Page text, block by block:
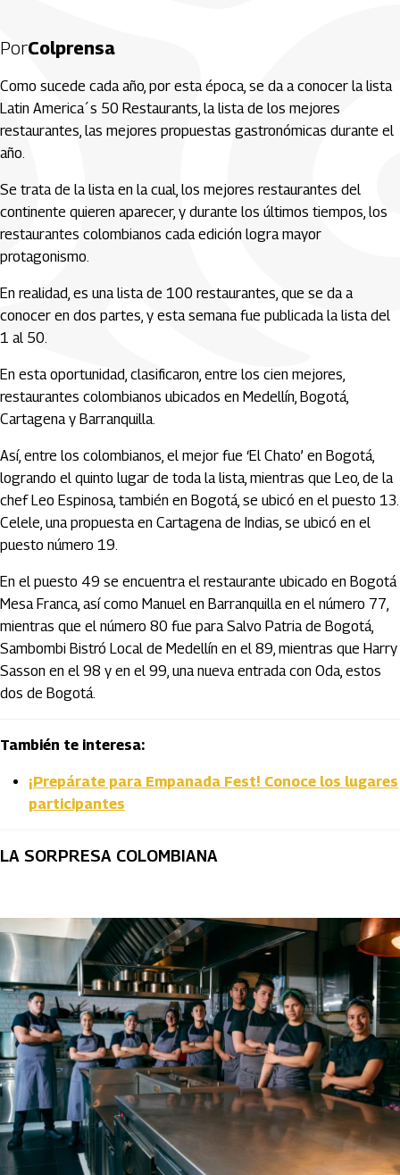
PorColprensa
Como sucede cada año, por esta época, se da a conocer la lista
Latin America´s 50 Restaurants, la lista de los mejores
restaurantes, las mejores propuestas gastronómicas durante el
año.
Se trata de la lista en la cual, los mejores restaurantes del
continente quieren aparecer, y durante los últimos tiempos, los
restaurantes colombianos cada edición logra mayor
protagonismo.
En realidad, es una lista de 100 restaurantes, que se da a
conocer en dos partes, y esta semana fue publicada la lista del
1 al 50.
En esta oportunidad, clasificaron, entre los cien mejores,
restaurantes colombianos ubicados en Medellín, Bogotá,
Cartagena y Barranquilla.
Así, entre los colombianos, el mejor fue ‘El Chato’ en Bogotá,
logrando el quinto lugar de toda la lista, mientras que Leo, de la
chef Leo Espinosa, también en Bogotá, se ubicó en el puesto 13.
Celele, una propuesta en Cartagena de Indias, se ubicó en el
puesto número 19.
En el puesto 49 se encuentra el restaurante ubicado en Bogotá
Mesa Franca, así como Manuel en Barranquilla en el número 77,
mientras que el número 80 fue para Salvo Patria de Bogotá,
Sambombi Bistró Local de Medellín en el 89, mientras que Harry
Sasson en el 98 y en el 99, una nueva entrada con Oda, estos
dos de Bogotá.
También te interesa:
¡Prepárate para Empanada Fest! Conoce los lugares
participantes
LA SORPRESA COLOMBIANA